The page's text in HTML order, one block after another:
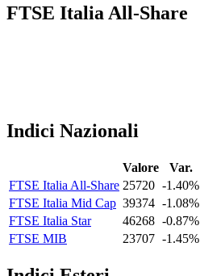
FTSE Italia All-Share
Indici Nazionali
Valore
Var.
FTSE Italia All-Share 25720 -1.40%
FTSE Italia Mid Cap 39374 -1.08%
FTSE Italia Star
46268 -0.87%
FTSE MIB
23707 -1.45%